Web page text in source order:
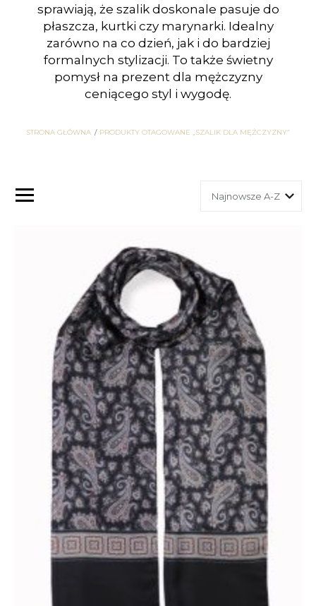
sprawiają, że szalik doskonale pasuje do
płaszcza, kurtki czy marynarki. Idealny
zarówno na co dzień, jak i do bardziej
formalnych stylizacji. To także świetny
pomysł na prezent dla mężczyzny
ceniącego styl i wygodę.
STRONA GŁÓWNA PRODUKTY OTAGOWANE „SZALIK DLA MĘŻCZYZNY”